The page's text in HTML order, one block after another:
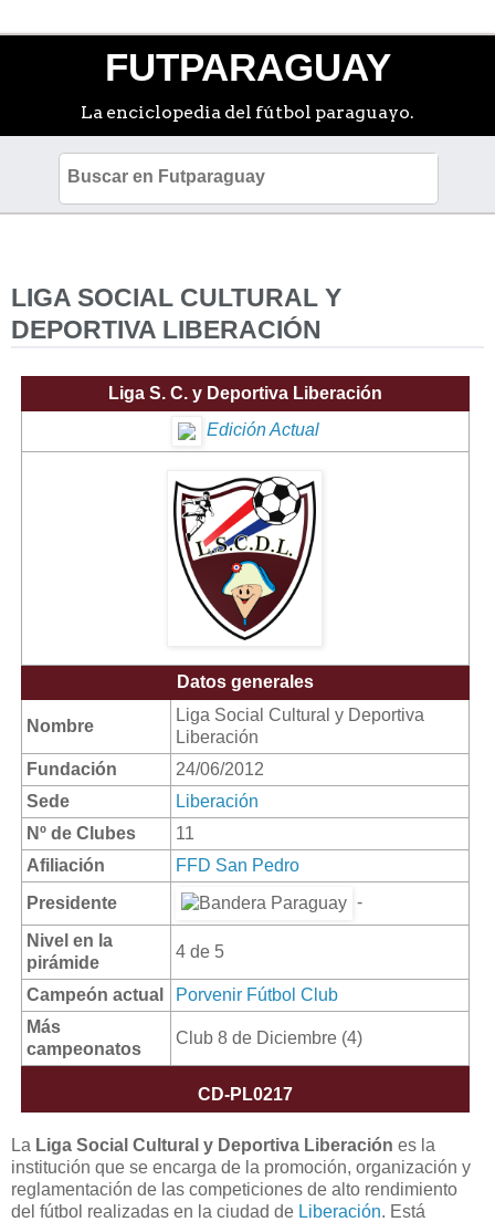
FUTPARAGUAY
La enciclopedia del fútbol paraguayo.
LIGA SOCIAL CULTURAL Y
DEPORTIVA LIBERACIÓN
Liga S. C. y Deportiva Liberación
Edición Actual
Datos generales
Nombre
Liga Social Cultural y Deportiva
Liberación
Fundación
24/06/2012
Sede
Liberación
Nº de Clubes
11
Afiliación
FFD San Pedro
Presidente
-
Nivel en la
pirámide
4 de 5
Campeón actual
Porvenir Fútbol Club
Más
campeonatos
Club 8 de Diciembre (4)
CD-PL0217
La Liga Social Cultural y Deportiva Liberación es la
institución que se encarga de la promoción, organización y
reglamentación de las competiciones de alto rendimiento
del fútbol realizadas en la ciudad de Liberación. Está